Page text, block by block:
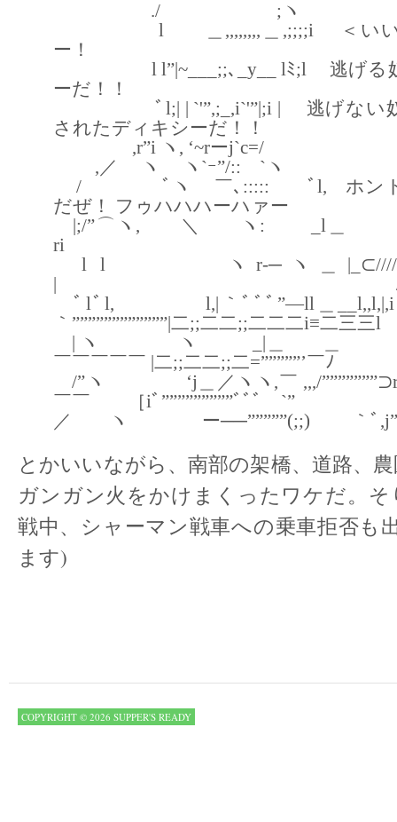
./ ;ヽ
l ＿,,,,,,,,＿,;;;;i ＜いい
ー！
l l”|~___;;､_y__ lﾐ;l 逃げる奴
ーだ！！
ﾞl;| | `'”,;_,i`'”|;i | 逃げない奴
されたディキシーだ！！
,r”i ヽ, ‘~rーj`c=/
,／ ヽ ヽ`ｰ”/:: `ヽ
/ ﾞヽ ￣､::::: ﾞl, ホント 戦
だぜ！ フゥハハハーハァー
|;/”⌒ヽ, ＼ ヽ
ri
l l ヽr‐─ヽ＿|_⊂////;`
| /
ﾞlﾞl, l,|｀ﾞﾞﾞ”―ll＿__l,,l,|,iﾉ
｀””””””””””””|二;;二二;;二二二i≡二三三l
| ヽ ヽ _|＿
￣￣￣￣￣ |二;;二二;;二=”””””’￣ﾉ
/”ヽ ‘j＿／ヽヽ,￣ ,,,/
￣￣ ［iﾞ”””””””””ﾞﾞﾞ￣`”
／ ヽ ー──”””””(;;) ｀
とかいいながら、南部の架橋、道路、
ガンガン火をかけまくったワケだ。そ
戦中、シャーマン戦車への乗車拒否も
ます)
COPYRIGHT © 2026 SUPPER'S READY